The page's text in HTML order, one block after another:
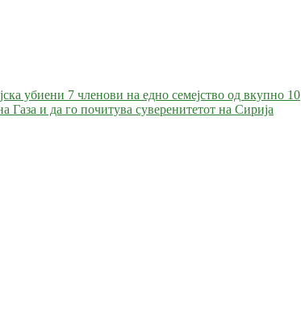
убиени 7 членови на едно семејство од вкупно 10
Газа и да го почитува суверенитетот на Сирија